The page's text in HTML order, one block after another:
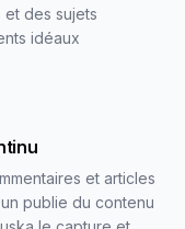
des sujets
idéaux
et articles
publie du contenu